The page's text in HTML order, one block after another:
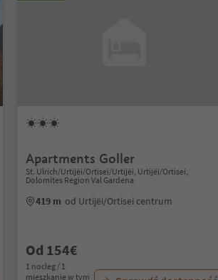
Apartments Goller
St. Ulrich/Urtijëi/Ortisei/Urtijëi, Urtijëi/Ortisei,
Dolomites Region Val Gardena
419 m od Urtijëi/Ortisei centrum
Od 154€
1 nocleg / 1
mieszkanie w tym